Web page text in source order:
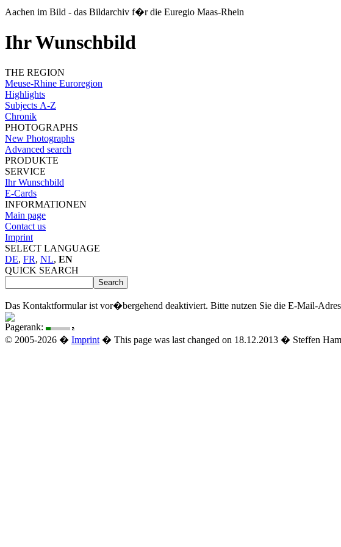
Aachen im Bild - das Bildarchiv f�r die Euregio Maas-Rhein
Ihr Wunschbild
THE REGION
Meuse-Rhine Euroregion
Highlights
Subjects A-Z
Chronik
PHOTOGRAPHS
New Photographs
Advanced search
PRODUKTE
SERVICE
Ihr Wunschbild
E-Cards
INFORMATIONEN
Main page
Contact us
Imprint
SELECT LANGUAGE
DE, FR, NL, EN
QUICK SEARCH
Das Kontaktformular ist vor�bergehend deaktiviert. Bitte nutzen Sie die E-Mail-
Pagerank:
© 2005-2026 � Imprint � This page was last changed on 18.12.2013 � Steffen